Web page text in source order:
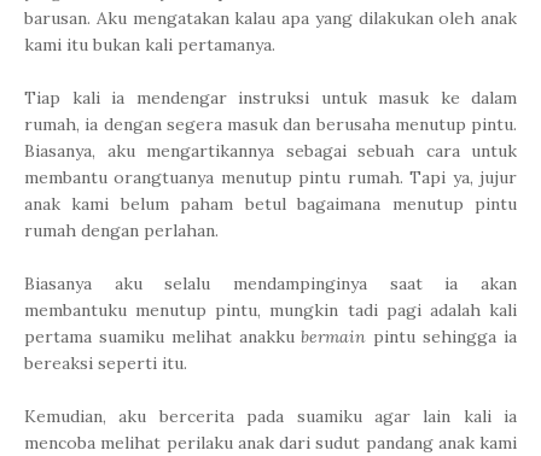
barusan. Aku mengatakan kalau apa yang dilakukan oleh anak
kami itu bukan kali pertamanya.
Tiap kali ia mendengar instruksi untuk masuk ke dalam
rumah, ia dengan segera masuk dan berusaha menutup pintu.
Biasanya, aku mengartikannya sebagai sebuah cara untuk
membantu orangtuanya menutup pintu rumah. Tapi ya, jujur
anak kami belum paham betul bagaimana menutup pintu
rumah dengan perlahan.
Biasanya aku selalu mendampinginya saat ia akan
membantuku menutup pintu, mungkin tadi pagi adalah kali
pertama suamiku melihat anakkubermain pintu sehingga ia
bereaksi seperti itu.
Kemudian, aku bercerita pada suamiku agar lain kali ia
mencoba melihat perilaku anak dari sudut pandang anak kami